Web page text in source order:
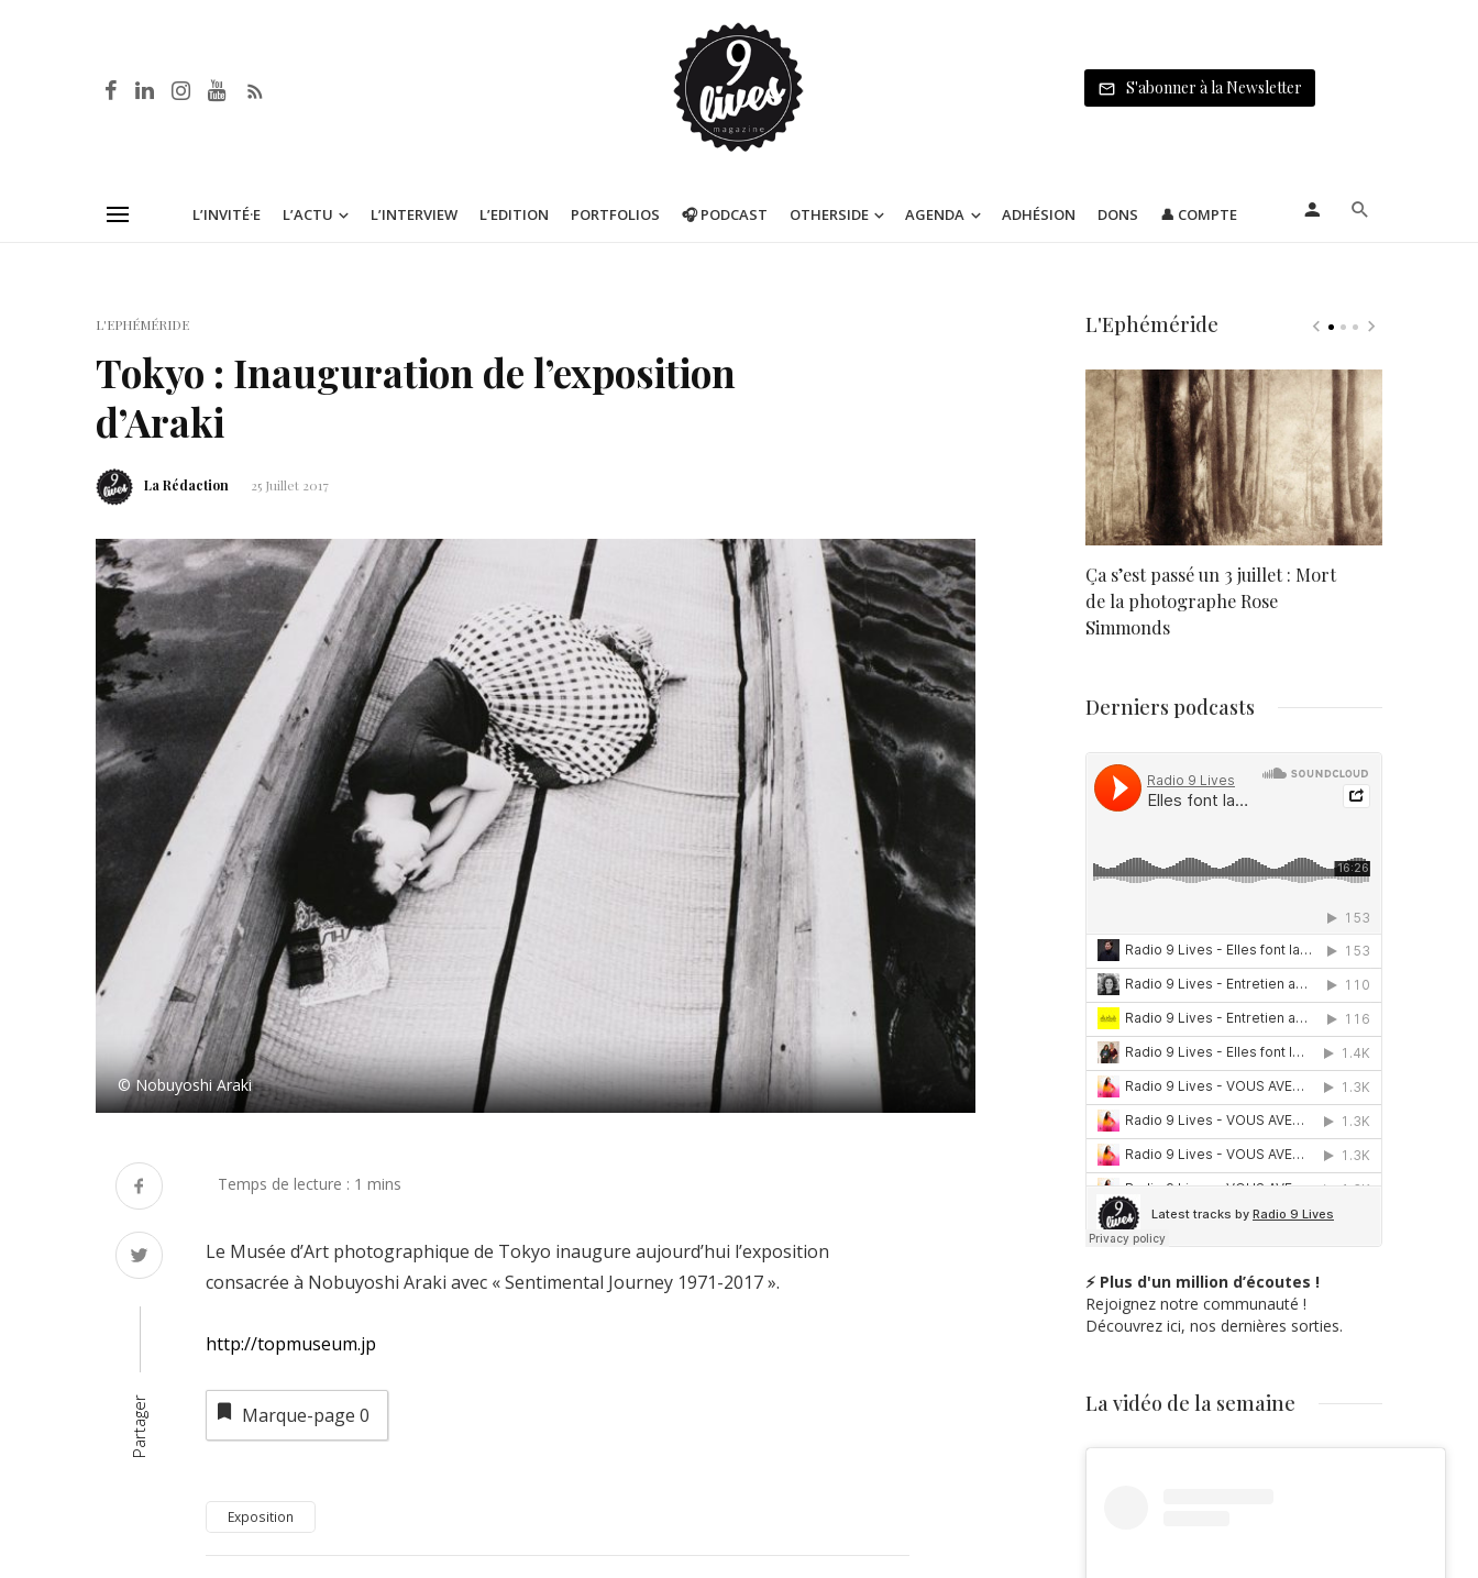
S'abonner à la Newsletter
L’INVITÉ·E L’ACTU L’INTERVIEW L’EDITION PORTFOLIOS 🎧 PODCAST OTHERSIDE AGENDA ADHÉSION DONS 👤 COMPTE
L'EPHÉMÉRIDE
Tokyo : Inauguration de l’exposition
d’Araki
La Rédaction 25 Juillet 2017
© Nobuyoshi Araki
Partager
Le Musée d’Art photographique de Tokyo inaugure aujourd’hui l’exposition
consacrée à Nobuyoshi Araki avec « Sentimental Journey 1971-2017 ».
http://topmuseum.jp
Marque-page 0
Exposition
L'Ephéméride
Né un 2 juillet : André Kertész
Né un 1er juillet : Léonard
Misonne
Ça s’est passé un 3 juillet : Mort
de la photographe Rose
Simmonds
Derniers podcasts
⚡ Plus d'un million d’écoutes !
Rejoignez notre communauté !
Découvrez ici, nos dernières sorties.
La vidéo de la semaine